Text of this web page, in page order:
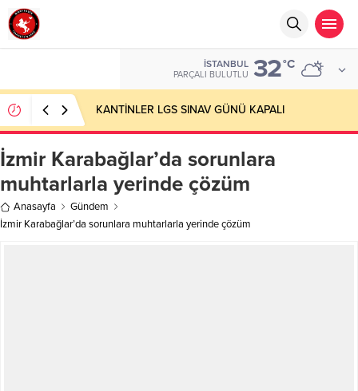
İSTANBUL
PARÇALI BULUTLU 32°C
KANTİNLER LGS SINAV GÜNÜ KAPALI
İzmir Karabağlar’da sorunlara
muhtarlarla yerinde çözüm
Anasayfa
Gündem
İzmir Karabağlar’da sorunlara muhtarlarla yerinde çözüm